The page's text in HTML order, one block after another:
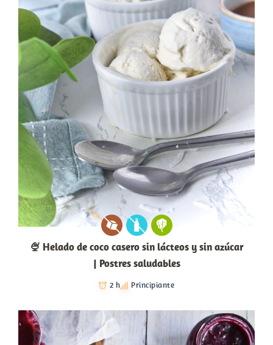
🍨 Helado de coco casero sin lácteos y sin azúcar
| Postres saludables
2 h Principiante